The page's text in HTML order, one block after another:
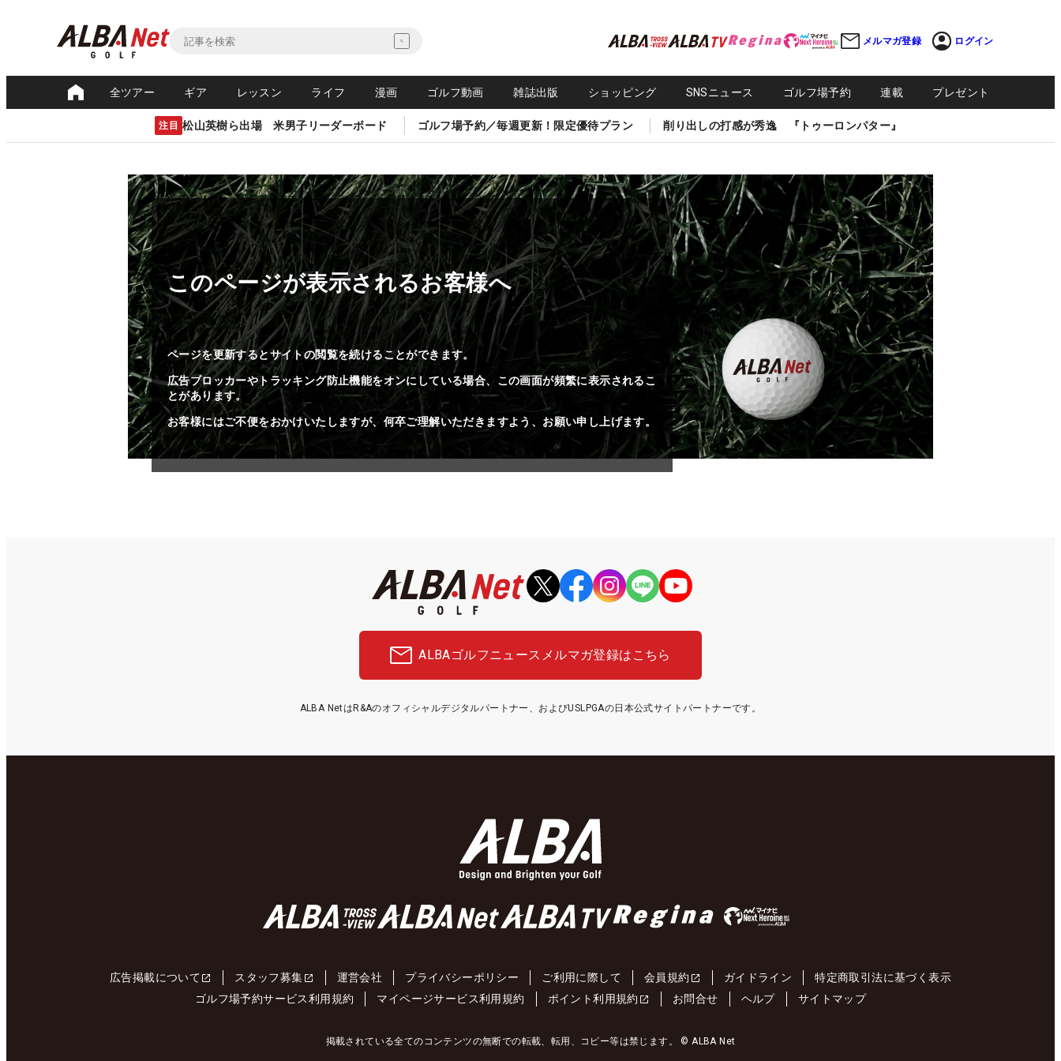
メルマガ登録 ログイン
全ツアー ギア レッスン ライフ 漫画 ゴルフ動画 雑誌出版 ショッピング SNSニュース ゴルフ場予約 連載 プレゼント
注目 松山英樹ら出場 米男子リーダーボード ゴルフ場予約／毎週更新！限定優待プラン 削り出しの打感が秀逸 『トゥーロンパター』
このページが表示されるお客様へ
ページを更新するとサイトの閲覧を続けることができます。
広告ブロッカーやトラッキング防止機能をオンにしている場合、この画面が頻繁に表示されるこ
とがあります。
お客様にはご不便をおかけいたしますが、何卒ご理解いただきますよう、お願い申し上げます。
ALBAゴルフニュース メルマガ登録はこちら
ALBA NetはR&Aのオフィシャルデジタルパートナー、およびUSLPGAの日本公式サイトパートナーです。
広告掲載について スタッフ募集 運営会社 プライバシーポリシー ご利用に際して 会員規約 ガイドライン
特定商取引法に基づく表示
ゴルフ場予約サービス利用規約
マイページサービス利用規約 ポイント利用規約 お問合せ ヘルプ サイトマップ
掲載されている全てのコンテンツの無断での転載、転用、コピー等は禁じます。 © ALBA Net